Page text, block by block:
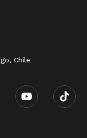
Chile